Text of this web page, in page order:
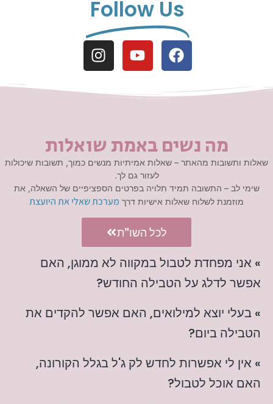
Follow Us
» אני מפחדת לטבול במקווה לא ממוגן, האם
אפשר לדלג על הטבילה החודש?
» בעלי יוצא למילואים, האם אפשר להקדים את
הטבילה ביום?
» אין לי אפשרות לחדש לק ג'ל בגלל הקורונה,
האם אוכל לטבול?
מה נשים באמת שואלות
שאלות ותשובות מהאתר – שאלות אמיתיות מנשים כמוך, תשובות שיכולות
לעזור גם לך.
שימי לב – התשובה תמיד תלויה בפרטים הספציפיים של השאלה, את
מוזמנת לשלוח שאלות אישיות דרך מערכת שאלי את היועצת
לכל השו"ת